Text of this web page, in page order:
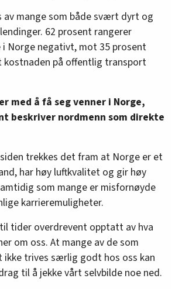
av mange som både svært dyrt og
62 prosent rangerer
i Norge negativt, mot 35 prosent
kostnaden på offentlig transport
med å få seg venner i Norge,
beskriver nordmenn som direkte
trekkes det fram at Norge er et
har høy luftkvalitet og gir høy
som mange er misfornøyde
karrieremuligheter.
tider overdrevent opptatt av hva
om oss. At mange av de som
ikke trives særlig godt hos oss kan
til å jekke vårt selvbilde noe ned.